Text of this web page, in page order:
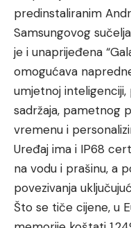
predinstaliranim
Samsungovog
je i unaprijeđena
omogućava
umjetnoj
sadržaja, pametnog
vremenu i
Uređaj ima i IP68
na vodu i prašinu, a
povezivanja
Što se tiče cijene, u